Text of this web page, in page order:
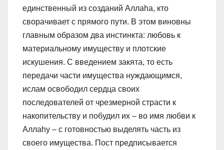
единственный из созданий Аллаhа, кто
сворачивает с прямого пути. В этом виновны
главным образом два инстинкта: любовь к
материальному имуществу и плотские
искушения. С введением закята, то есть
передачи части имущества нуждающимся,
ислам освободил сердца своих
последователей от чрезмерной страсти к
накопительству и побудил их – во имя любви к
Аллаhу – с готовностью выделять часть из
своего имущества. Пост предписывается